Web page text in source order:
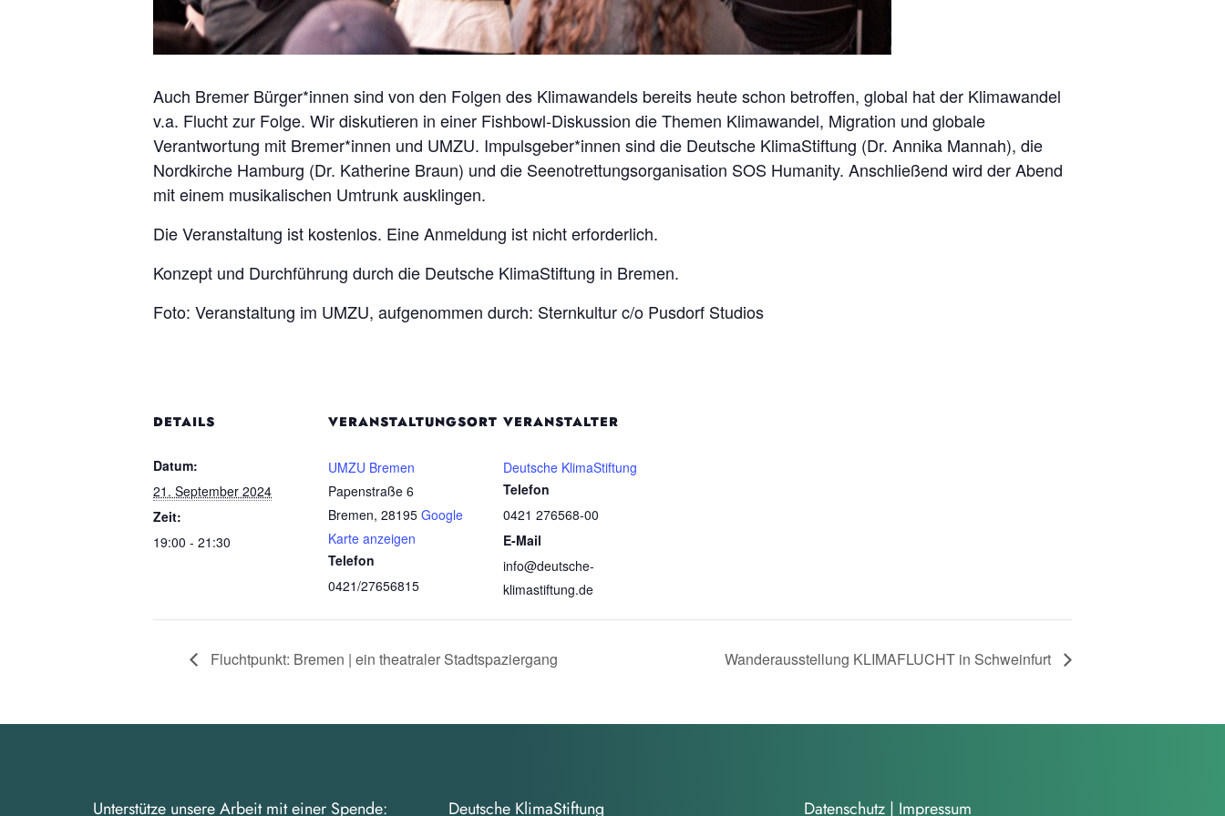
Auch Bremer Bürger*innen sind von den Folgen des Klimawandels bereits heute schon betroffen, global hat der Klimawandel
v.a. Flucht zur Folge. Wir diskutieren in einer Fishbowl-Diskussion die Themen Klimawandel, Migration und globale
Verantwortung mit Bremer*innen und UMZU. Impulsgeber*innen sind die Deutsche KlimaStiftung (Dr. Annika Mannah), die
Nordkirche Hamburg (Dr. Katherine Braun) und die Seenotrettungsorganisation SOS Humanity. Anschließend wird der Abend
mit einem musikalischen Umtrunk ausklingen.
Die Veranstaltung ist kostenlos. Eine Anmeldung ist nicht erforderlich.
Konzept und Durchführung durch die Deutsche KlimaStiftung in Bremen.
Foto: Veranstaltung im UMZU, aufgenommen durch: Sternkultur c/o Pusdorf Studios
DETAILS
Datum:
21. September 2024
Zeit:
19:00 - 21:30
VERANSTALTUNGSORT
UMZU Bremen
Papenstraße 6
Bremen, 28195 Google
Karte anzeigen
Telefon
0421/27656815
VERANSTALTER
Deutsche KlimaStiftung
Telefon
0421 276568-00
E-Mail
info@deutsche-
klimastiftung.de
Fluchtpunkt: Bremen | ein theatraler Stadtspaziergang Wanderausstellung KLIMAFLUCHT in Schweinfurt
Unterstütze unsere Arbeit mit einer Spende: Deutsche KlimaStiftung Datenschutz | Impressum